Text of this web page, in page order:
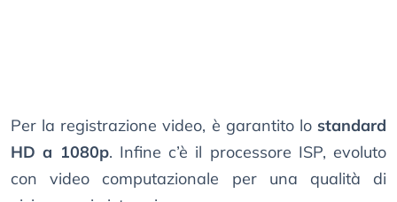
Per la registrazione video, è garantito lo standard
HD a 1080p. Infine c’è il processore ISP, evoluto
con video computazionale per una qualità di